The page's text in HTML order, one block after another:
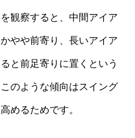
観察すると、中間アイア
やや前寄り、長いアイア
と前足寄りに置くという
のような傾向はスイング
めるためです。